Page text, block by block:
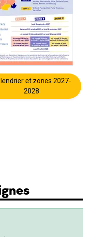
et zones 2027-
2028